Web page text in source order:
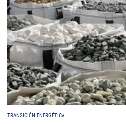
TRANSICIÓN ENERGÉTICA